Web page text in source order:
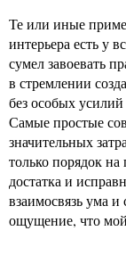
Те или иные
интерьера есть у
сумел завоевать
в стремлении
без особых
Самые простые
значительных
только порядок
достатка и
взаимосвязь ума
ощущение, что